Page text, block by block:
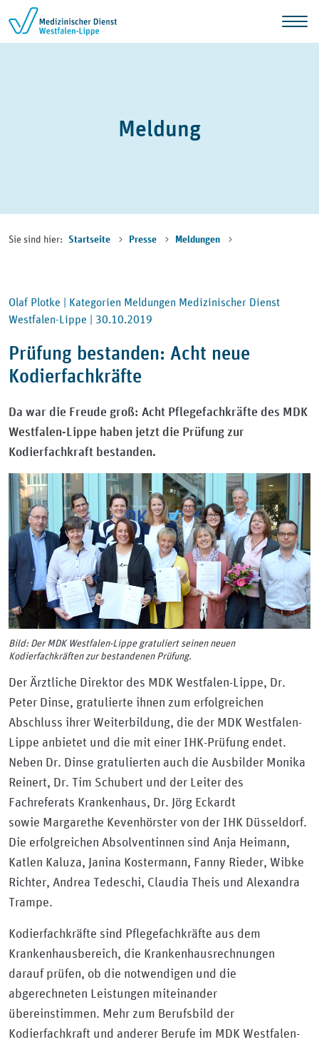
Zum Inhalt springen
Meldung
Sie sind hier: Startseite Presse Meldungen
Olaf Plotke | Kategorien Meldungen Medizinischer Dienst
Westfalen-Lippe | 30.10.2019
Prüfung bestanden: Acht neue
Kodierfachkräfte
Da war die Freude groß: Acht Pflegefachkräfte des MDK
Westfalen-Lippe haben jetzt die Prüfung zur
Kodierfachkraft bestanden.
Bild: Der MDK Westfalen-Lippe gratuliert seinen neuen
Kodierfachkräften zur bestandenen Prüfung.
Der Ärztliche Direktor des MDK Westfalen-Lippe, Dr.
Peter Dinse, gratulierte ihnen zum erfolgreichen
Abschluss ihrer Weiterbildung, die der MDK Westfalen-
Lippe anbietet und die mit einer IHK-Prüfung endet.
Neben Dr. Dinse gratulierten auch die Ausbilder Monika
Reinert, Dr. Tim Schubert und der Leiter des
Fachreferats Krankenhaus, Dr. Jörg Eckardt
sowie Margarethe Kevenhörster von der IHK Düsseldorf.
Die erfolgreichen Absolventinnen sind Anja Heimann,
Katlen Kaluza, Janina Kostermann, Fanny Rieder, Wibke
Richter, Andrea Tedeschi, Claudia Theis und Alexandra
Trampe.
Kodierfachkräfte sind Pflegefachkräfte aus dem
Krankenhausbereich, die Krankenhausrechnungen
darauf prüfen, ob die notwendigen und die
abgerechneten Leistungen miteinander
übereinstimmen. Mehr zum Berufsbild der
Kodierfachkraft und anderer Berufe im MDK Westfalen-